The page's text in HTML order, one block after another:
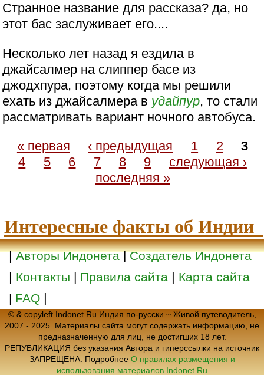
Странное название для рассказа? да, но
этот бас заслуживает его....
Несколько лет назад я ездила в
джайсалмер на слиппер басе из
джодхпура, поэтому когда мы решили
ехать из джайсалмера в удайпур, то стали
рассматривать вариант ночного автобуса.
« первая
‹ предыдущая 1 2
3
4
5 6 7 8 9
следующая ›
последняя »
Интересные факты об Индии
|Авторы Индонета|Создатель Индонета
| Контакты | Правила сайта | Карта сайта
| FAQ |
© & copyleft Indonet.Ru Индия по-русски ~ Живой путеводитель,
2007 - 2025. Материалы сайта могут содержать информацию, не
предназначенную для лиц, не достигших 18 лет.
РЕПУБЛИКАЦИЯ без указания Автора и гиперссылки на источник
ЗАПРЕЩЕНА. Подробнее О правилах размещения и
использования материалов Indonet.Ru